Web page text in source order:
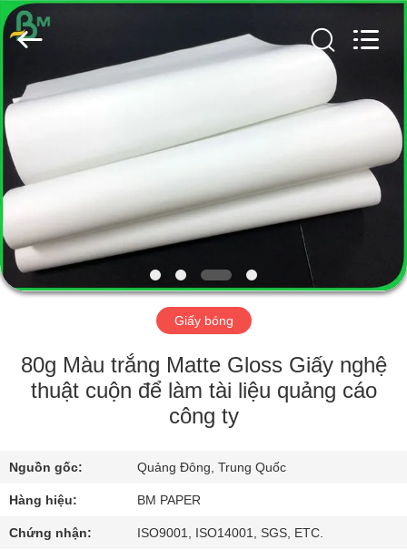
TRANG
CHỦ
CÁC
SẢN
PHẨM
VỀ
TÔI
NHÀ
MÁY
GUANGZHOU
BMPAPER
CO.,
LTD..
Giấy bóng
80g Màu trắng Matte Gloss Giấy nghệ
thuật cuộn để làm tài liệu quảng cáo
công ty
Nguồn gốc: Quảng Đông, Trung Quốc
Hàng hiệu: BM PAPER
Chứng nhận: ISO9001, ISO14001, SGS, ETC.